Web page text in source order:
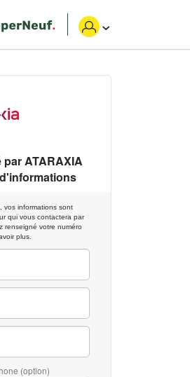
parATARAXIA
vos informations sont
qui vous contactera par
renseigné votre numéro
plus.
(option)